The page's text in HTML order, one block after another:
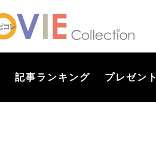
記事ランキング プレゼント